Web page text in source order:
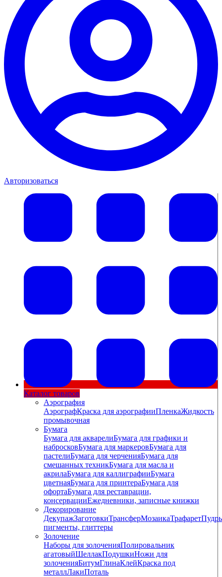
Авторизоваться
Каталог товаров
Аэрография
АэрографКраска для аэрографииПленкаЖидкость
промывочная
Бумага
Бумага для акварелиБумага для графики и
набросковБумага для маркеровБумага для
пастелиБумага для черченияБумага для
смешанных техникБумага для масла и
акрилаБумага для каллиграфииБумага
цветнаяБумага для принтераБумага для
офортаБумага для реставрации,
консервацииЕжедневники, записные книжки
Декорирование
ДекупажЗаготовкиТрансферМозаикаТрафарет
пигменты, глиттеры
Золочение
Наборы для золоченияПолировальник
агатовыйШеллакПодушкиНожи для
золоченияБитумГлинаКлейКраска под
металлЛакиПоталь